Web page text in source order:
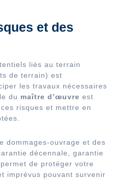
et des
liés au terrain
de terrain) est
les travaux nécessaires
du maître d’œuvre est
risques et mettre en
dommages-ouvrage et des
décennale, garantie
de protéger votre
imprévus pouvant survenir